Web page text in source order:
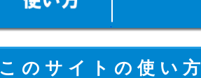
こ の サ イ ト の 使 い 方